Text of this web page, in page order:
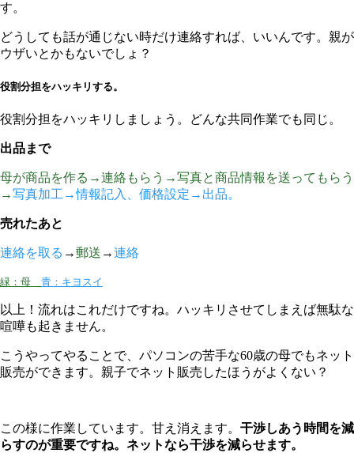
す。
どうしても話が通じない時だけ連絡すれば、いいんです。親が
ウザいとかもないでしょ？
役割分担をハッキリする。
役割分担をハッキリしましょう。どんな共同作業でも同じ。
出品まで
母が商品を作る→連絡もらう→写真と商品情報を送ってもらう
→写真加工→情報記入、価格設定→出品。
売れたあと
連絡を取る →郵送 →連絡
緑：母 青：キヨスイ
以上！流れはこれだけですね。ハッキリさせてしまえば無駄な
喧嘩も起きません。
こうやってやることで、パソコンの苦手な60歳の母でもネット
販売ができます。親子でネット販売したほうがよくない？
この様に作業しています。甘え消えます。 干渉しあう時間を減
らすのが重要ですね。ネットなら干渉を減らせます。